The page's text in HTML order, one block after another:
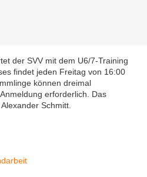
der SVV mit dem U6/7-Training
findet jeden Freitag von 16:00
können dreimal
erforderlich. Das
Schmitt.